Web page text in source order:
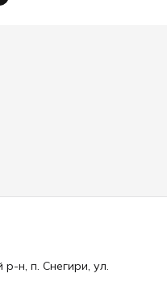
р-н, п. Снегири, ул.